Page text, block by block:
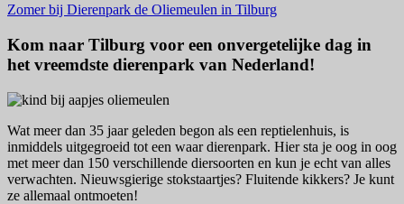
Zomer bij Dierenpark de Oliemeulen in Tilburg
Kom naar Tilburg voor een onvergetelijke dag in
het vreemdste dierenpark van Nederland!
Wat meer dan 35 jaar geleden begon als een reptielenhuis, is
inmiddels uitgegroeid tot een waar dierenpark. Hier sta je oog in oog
met meer dan 150 verschillende diersoorten en kun je echt van alles
verwachten. Nieuwsgierige stokstaartjes? Fluitende kikkers? Je kunt
ze allemaal ontmoeten!